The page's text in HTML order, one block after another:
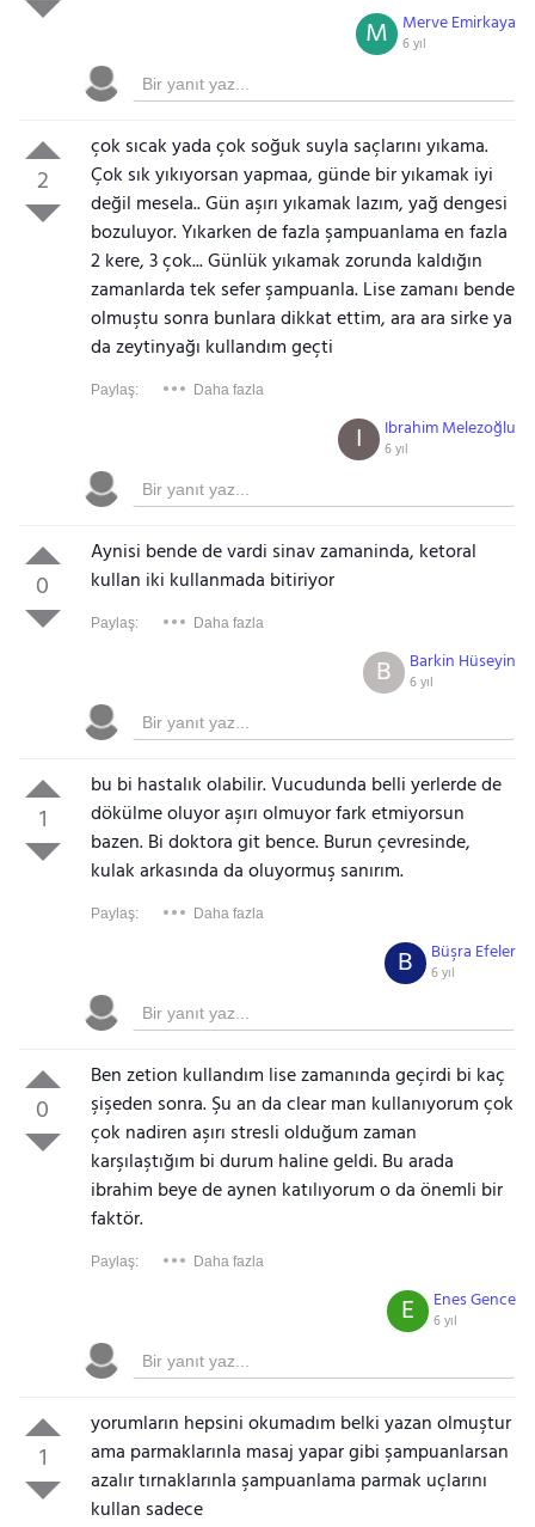
Merve Emirkaya
6 yıl
M
2
çok sıcak yada çok soğuk suyla saçlarını yıkama.
Çok sık yıkıyorsan yapmaa, günde bir yıkamak iyi
değil mesela.. Gün aşırı yıkamak lazım, yağ dengesi
bozuluyor. Yıkarken de fazla şampuanlama en fazla
2 kere, 3 çok... Günlük yıkamak zorunda kaldığın
zamanlarda tek sefer şampuanla. Lise zamanı bende
olmuştu sonra bunlara dikkat ettim, ara ara sirke ya
da zeytinyağı kullandım geçti
Paylaş: Daha fazla
Ibrahim Melezoğlu
6 yıl
I
0
Aynisi bende de vardi sinav zamaninda, ketoral
kullan iki kullanmada bitiriyor
Paylaş: Daha fazla
Barkin Hüseyin
6 yıl
B
1
bu bi hastalık olabilir. Vucudunda belli yerlerde de
dökülme oluyor aşırı olmuyor fark etmiyorsun
bazen. Bi doktora git bence. Burun çevresinde,
kulak arkasında da oluyormuş sanırım.
Paylaş: Daha fazla
Büşra Efeler
6 yıl
B
0
Ben zetion kullandım lise zamanında geçirdi bi kaç
şişeden sonra. Şu an da clear man kullanıyorum çok
çok nadiren aşırı stresli olduğum zaman
karşılaştığım bi durum haline geldi. Bu arada
ibrahim beye de aynen katılıyorum o da önemli bir
faktör.
Paylaş: Daha fazla
Enes Gence
6 yıl
E
1
yorumların hepsini okumadım belki yazan olmuştur
ama parmaklarınla masaj yapar gibi şampuanlarsan
azalır tırnaklarınla şampuanlama parmak uçlarını
kullan sadece